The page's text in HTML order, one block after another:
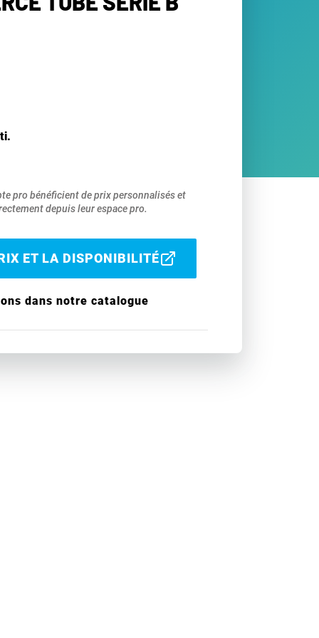
pro bénéficient de prix personnalisés et
depuis leur espace pro.
ET LA DISPONIBILITÉ
dans notre catalogue